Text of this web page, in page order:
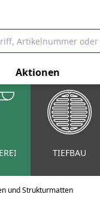
Aktionen
TIEFBAU
und Strukturmatten